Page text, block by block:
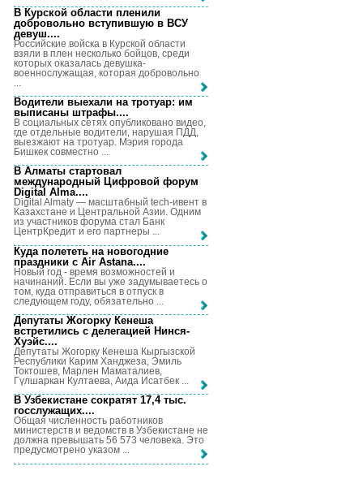
В Курской области пленили
добровольно вступившую в ВСУ
девуш....
Российские войска в Курской области
взяли в плен несколько бойцов, среди
которых оказалась девушка-
военнослужащая, которая добровольно
Водители выехали на тротуар: им
выписаны штрафы....
В социальных сетях опубликовано видео,
где отдельные водители, нарушая ПДД,
выезжают на тротуар. Мэрия города
Бишкек совместно ...
В Алматы стартовал
международный Цифровой форум
Digital Alma....
Digital Almaty — масштабный tech-ивент в
Казахстане и Центральной Азии. Одним
из участников форума стал Банк
ЦентрКредит и его партнеры ...
Куда полететь на новогодние
праздники с Air Astana....
Новый год - время возможностей и
начинаний. Если вы уже задумываетесь о
том, куда отправиться в отпуск в
следующем году, обязательно ...
Депутаты Жогорку Кенеша
встретились с делегацией Нинся-
Хуэйс....
Депутаты Жогорку Кенеша Кыргызской
Республики Карим Ханджеза, Эмиль
Токтошев, Марлен Маматалиев,
Гүлшаркан Култаева, Аида Исатбек ...
В Узбекистане сократят 17,4 тыс.
госслужащих....
Общая численность работников
министерств и ведомств в Узбекистане не
должна превышать 56 573 человека. Это
предусмотрено указом ...